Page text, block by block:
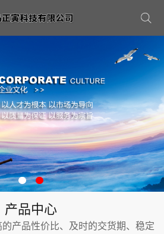
产品中心
产品性价比、及时的交货期、稳定